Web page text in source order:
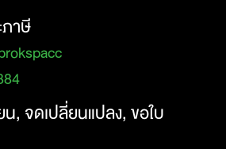
าษี
, จดเปลี่ยนแปลง, ขอใบ